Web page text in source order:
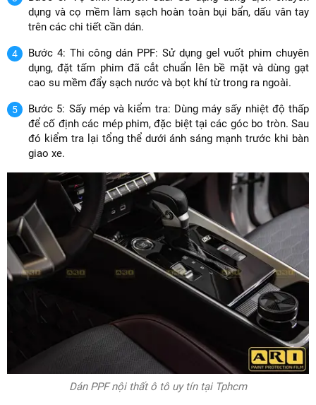
dụng và cọ mềm làm sạch hoàn toàn bụi bẩn, dấu vân tay
trên các chi tiết cần dán.
Bước 4: Thi công dán PPF: Sử dụng gel vuốt phim chuyên
dụng, đặt tấm phim đã cắt chuẩn lên bề mặt và dùng gạt
cao su mềm đẩy sạch nước và bọt khí từ trong ra ngoài.
Bước 5: Sấy mép và kiểm tra: Dùng máy sấy nhiệt độ thấp
để cố định các mép phim, đặc biệt tại các góc bo tròn. Sau
đó kiểm tra lại tổng thể dưới ánh sáng mạnh trước khi bàn
giao xe.
Dán PPF nội thất ô tô uy tín tại Tphcm